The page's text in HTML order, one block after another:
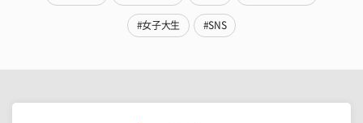
#女子大生 #SNS